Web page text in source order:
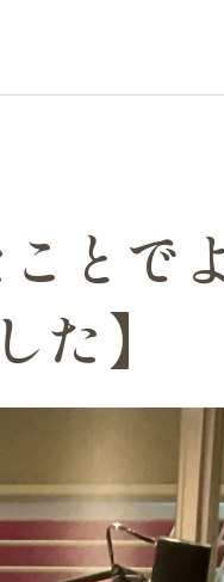
とで
した】